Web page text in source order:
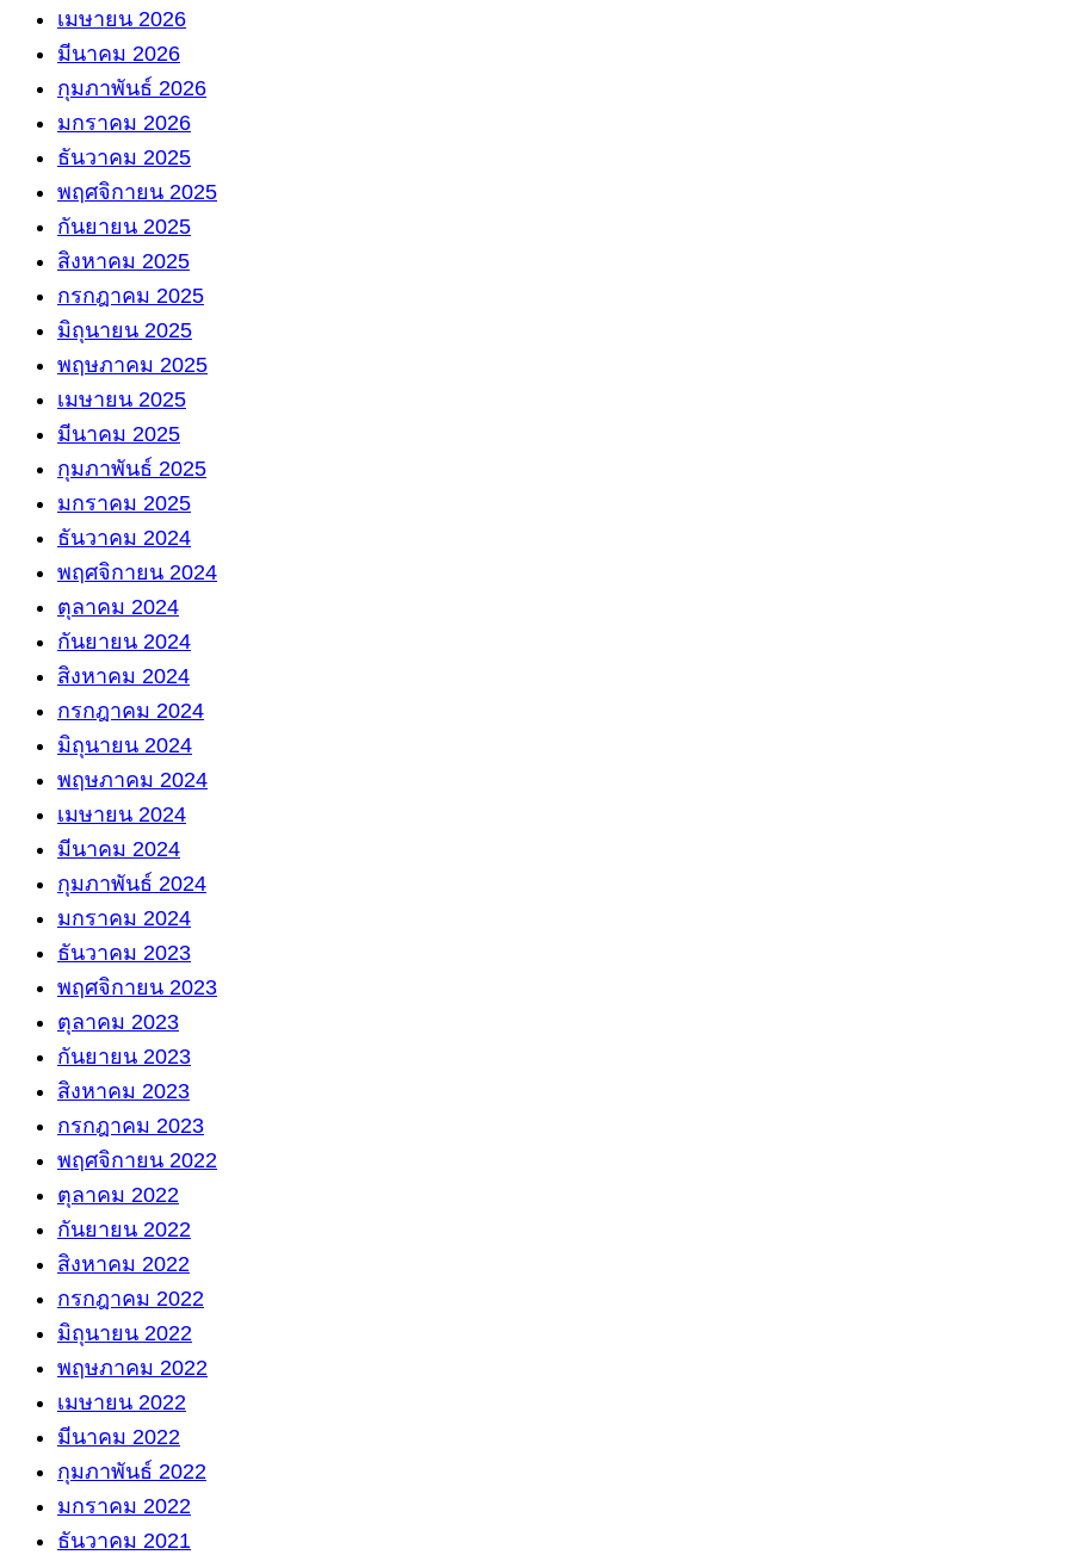
เมษายน 2026
มีนาคม 2026
กุมภาพันธ์ 2026
มกราคม 2026
ธันวาคม 2025
พฤศจิกายน 2025
กันยายน 2025
สิงหาคม 2025
กรกฎาคม 2025
มิถุนายน 2025
พฤษภาคม 2025
เมษายน 2025
มีนาคม 2025
กุมภาพันธ์ 2025
มกราคม 2025
ธันวาคม 2024
พฤศจิกายน 2024
ตุลาคม 2024
กันยายน 2024
สิงหาคม 2024
กรกฎาคม 2024
มิถุนายน 2024
พฤษภาคม 2024
เมษายน 2024
มีนาคม 2024
กุมภาพันธ์ 2024
มกราคม 2024
ธันวาคม 2023
พฤศจิกายน 2023
ตุลาคม 2023
กันยายน 2023
สิงหาคม 2023
กรกฎาคม 2023
พฤศจิกายน 2022
ตุลาคม 2022
กันยายน 2022
สิงหาคม 2022
กรกฎาคม 2022
มิถุนายน 2022
พฤษภาคม 2022
เมษายน 2022
มีนาคม 2022
กุมภาพันธ์ 2022
มกราคม 2022
ธันวาคม 2021